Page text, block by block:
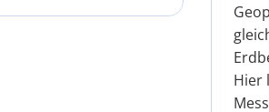
Hier